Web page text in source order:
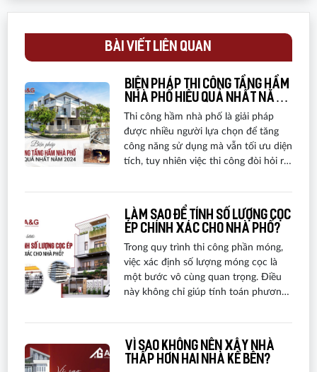
BÀI VIẾT LIÊN QUAN
Biện pháp thi công tầng hầm
nhà phố hiệu quả nhất năm
2024
Thi công hầm nhà phố là giải pháp
được nhiều người lựa chọn để tăng
công năng sử dụng mà vẫn tối ưu diện
tích, tuy nhiên việc thi công đòi hỏi rất
Nam sẽ điểm qua một các biện pháp
thi công tầng hầm nhà phố được áp
dụng phổ biến nhất hiện nay.
Làm sao để tính số lượng cọc
ép chính xác cho nhà phố?
Trong quy trình thi công phần móng,
việc xác định số lượng móng cọc là
một bước vô cùng quan trọng. Điều
này không chỉ giúp tính toán phương
còn giúp gia chủ lên kế hoạch và dự
toán kinh phí xây dựng nhà một cách
hiệu quả. Dưới đây là cách tính số
lượng cọc ép chuẩn xác nhất cho nhà
Vì sao không nên xây nhà
thấp hơn hai nhà kế bên?